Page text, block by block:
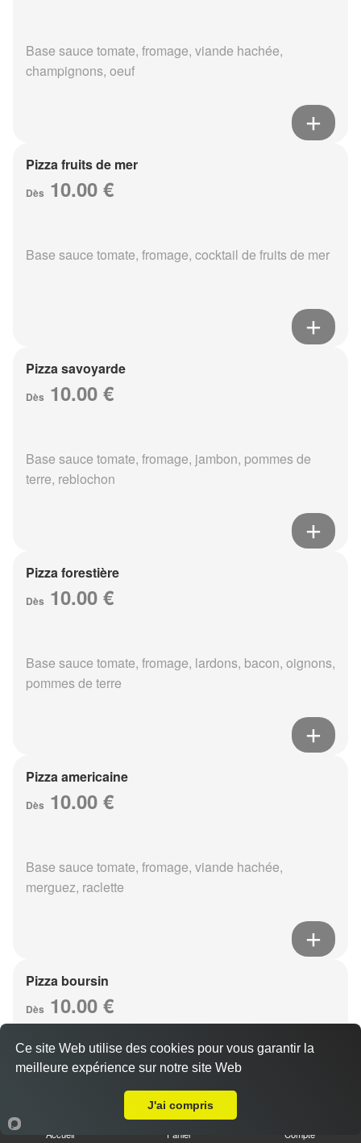
Base sauce tomate, fromage, viande hachée,
champignons, oeuf
Pizza fruits de mer
Dès 10.00 €
Base sauce tomate, fromage, cocktail de fruits de mer
Pizza savoyarde
Dès 10.00 €
Base sauce tomate, fromage, jambon, pommes de
terre, reblochon
Pizza forestière
Dès 10.00 €
Base sauce tomate, fromage, lardons, bacon, oignons,
pommes de terre
Pizza americaine
Dès 10.00 €
Base sauce tomate, fromage, viande hachée,
merguez, raclette
Pizza boursin
Dès 10.00 €
Base sauce tomate, fromage, viande hachée, boursin,
Accueil Panier Compte
Ce site Web utilise des cookies pour vous garantir la
meilleure expérience sur notre site Web
J'ai compris